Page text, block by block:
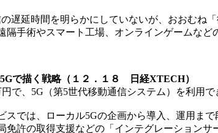
遅延時間を明らかにしていないが、おおむ
手術やスマート工場、オンラインゲームな
で描く戦略（１２．１８ 日経XTECH）
で、5G（第5世代移動通信システム）を利用
では、ローカル5Gの企画から導入、運用ま
許の取得支援などの「インテグレーション